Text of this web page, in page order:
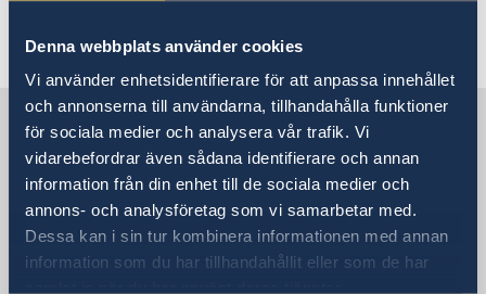
Denna webbplats använder cookies
Vi använder enhetsidentifierare för att anpassa innehållet
och annonserna till användarna, tillhandahålla funktioner
för sociala medier och analysera vår trafik. Vi
vidarebefordrar även sådana identifierare och annan
information från din enhet till de sociala medier och
annons- och analysföretag som vi samarbetar med.
Dessa kan i sin tur kombinera informationen med annan
information som du har tillhandahållit eller som de har
Last updated 15 Sep 2025, 10.04 AM
Sweden in Hungary
Embassy
Visiting address
Embassy of Sweden